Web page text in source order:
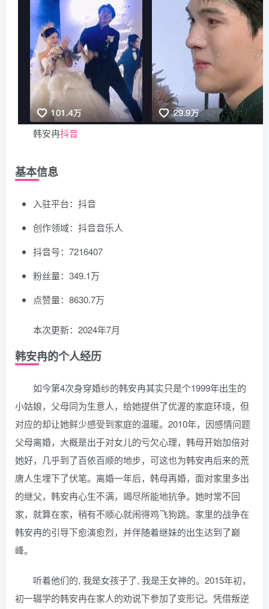
韩安冉抖音
基本信息
入驻平台：抖音
创作领域：抖音音乐人
抖音号：7216407
粉丝量：349.1万
点赞量：8630.7万
本次更新：2024年7月
韩安冉的个人经历
如今第4次身穿婚纱的韩安冉其实只是个1999年出生的
小姑娘，父母同为生意人，给她提供了优渥的家庭环境，但
对应的却让她鲜少感受到家庭的温暖。2010年，因感情问题
父母离婚，大概是出于对女儿的亏欠心理，韩母开始加倍对
她好，几乎到了百依百顺的地步，可这也为韩安冉后来的荒
唐人生埋下了伏笔。离婚一年后，韩母再婚，面对家里多出
的继父，韩安冉心生不满，竭尽所能地抗争。她时常不回
家，就算在家，稍有不顺心就闹得鸡飞狗跳。家里的战争在
韩安冉的引导下愈演愈烈，并伴随着继妹的出生达到了巅
峰。
听着他们的, 我是女孩子了, 我是王女神的。2015年初，
初一辍学的韩安冉在家人的劝说下参加了变形记。凭借叛逆